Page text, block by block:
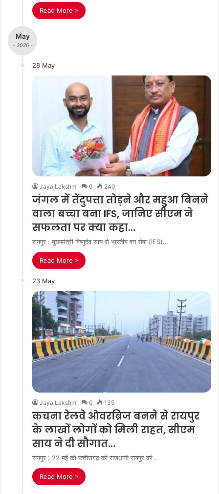
Read More »
May
- 2026 -
28 May
Jaya Lakshmi 0 240
जंगल में तेंदुपत्ता तोड़ने और महुआ बिनने
वाला बच्चा बना IFS, जानिए सीएम ने
सफलता पर क्या कहा…
रायपुर : मुख्यमंत्री विष्णुदेव साय से भारतीय वन सेवा (IFS)…
Read More »
23 May
Jaya Lakshmi 0 135
कचना रेलवे ओवरब्रिज बनने से रायपुर
के लाखों लोगों को मिली राहत, सीएम
साय ने दी सौगात…
रायपुर : 22 मई को छत्तीसगढ़ की राजधानी रायपुर को…
Read More »